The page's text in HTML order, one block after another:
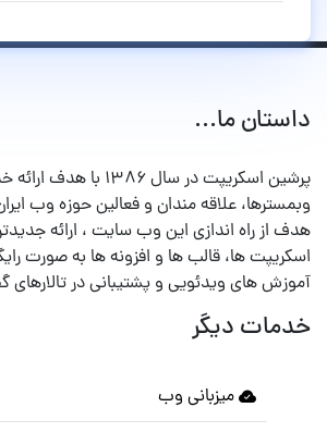
داستان ما...
پرشین اسکریپت در سال
وبمسترها، علاقه مندان و فعالین حوزه وب
هدف از راه اندازی این وب سایت ، ارائه
اسکریپت ها، قالب ها و افزونه ها به صورت
آموزش های ویدئویی و پشتیبانی در تالارهای
خدمات دیگر
میزبانی وب